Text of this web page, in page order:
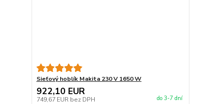
Sieťový hoblík Makita 230 V 1650 W
922,10 EUR
749,67 EUR bez DPH do 3-7 dní